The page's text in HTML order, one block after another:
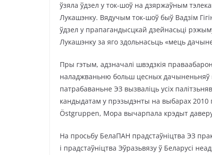
ўзяла ўдзел у ток-шоў на дзяржаўным
Лукашэнку. Вядучым ток-шоў быў Вадзім
ўдзел у прапагандысцкай дзейнасьці
Лукашэнку за яго здольнасьць «мець
Пры гэтым, адзначалі швэдзкія
наладжваньню больш цесных дачыненьняў
патрабаваньне ЭЗ вызваліць усіх
кандыдатам у прэзыдэнты на выбарах 2010
Östgruppen, Мора вычарпала крэдыт даверу
На просьбу БелаПАН прадстаўніцтва ЭЗ
і прадстаўніцтва Эўразьвязу ў Беларусі